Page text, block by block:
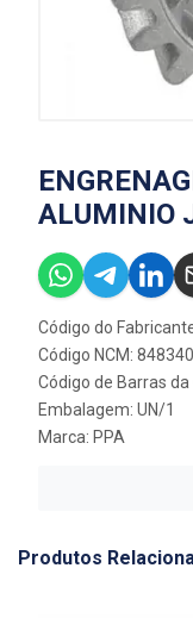
ALUMINIO
Código do
Código NCM:
Código de Barras
Embalagem: UN/1
Marca: PPA
Produtos